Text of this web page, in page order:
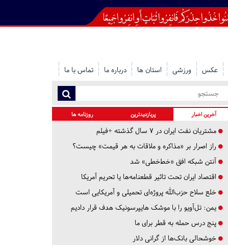
عکس ورزشی استان ها درباره ما تماس با ما
آخرین اخبار پربازدیدترین روزنامه ها
مشتریان نفت ایران در ۷ سال گذشته +فیلم
راز اصرار بر «مذاکره و ملاقات به هر قیمت» چیست؟
آنتن شبکه افق «خط‌خطی» شد
اقتصاد ایران تحت تاثیر قطعنامه‌ها یا تحریم‌ آمریکا
خلع سلاح حزب‌الله پروژه‌ای تحمیلی و آمریکایی است
یمن: تل‌آویو را با موشک هایپرسونیک هدف قرار دادیم
پنج درس‌ حمله به قطر برای ما
خوشحالی بانک‌ها از گرانی دلار